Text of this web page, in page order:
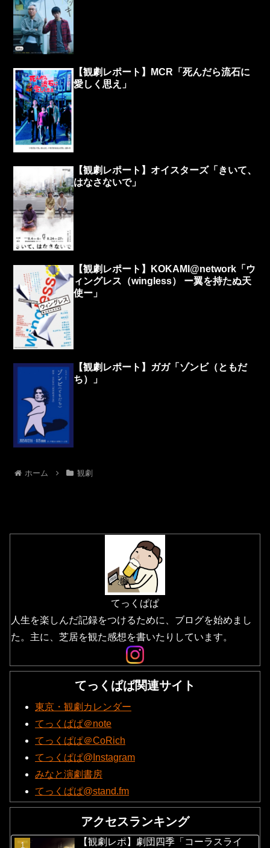
【観劇レポート】MCR「死んだら流石に
愛しく思え」
【観劇レポート】オイスターズ「きいて、
はなさないで」
【観劇レポート】KOKAMI@network「ウ
ィングレス（wingless） ー翼を持たぬ天
使ー」
【観劇レポート】ガガ「ゾンビ（ともだ
ち）」
ホーム 観劇
てっくぱぱ
人生を楽しんだ記録をつけるために、ブログを始めまし
た。主に、芝居を観た感想を書いたりしています。
てっくぱぱ関連サイト
東京・観劇カレンダー
てっくぱぱ＠note
てっくぱぱ＠CoRich
てっくぱぱ@Instagram
みなと演劇書房
てっくぱぱ@stand.fm
アクセスランキング
【観劇レポ】劇団四季「コーラスライ